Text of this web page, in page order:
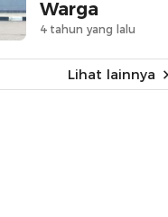
Warga
4 tahun yang lalu
Lihat lainnya